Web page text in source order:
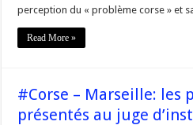
perception du « problème corse » et
Read More »
#Corse – Marseille: les
présentés au juge